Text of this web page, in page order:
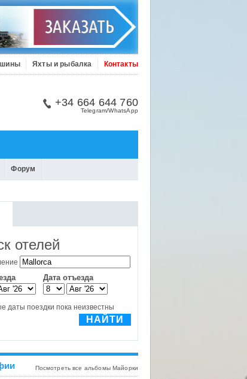
Яхты и рыбалка Контакты
+34 664 644 760
Telegram/WhatsApp
Форум
Посмотреть все альбомы Майорки